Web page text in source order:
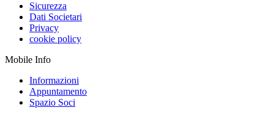
Sicurezza
Dati Societari
Privacy
cookie policy
Mobile Info
Informazioni
Appuntamento
Spazio Soci